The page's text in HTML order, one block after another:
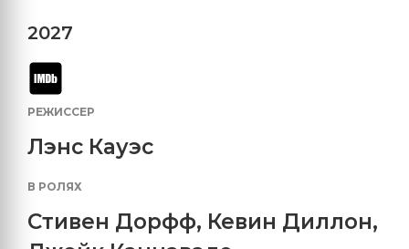
2027
РЕЖИССЕР
Лэнс Кауэс
В РОЛЯХ
Стивен Дорфф, Кевин Диллон,